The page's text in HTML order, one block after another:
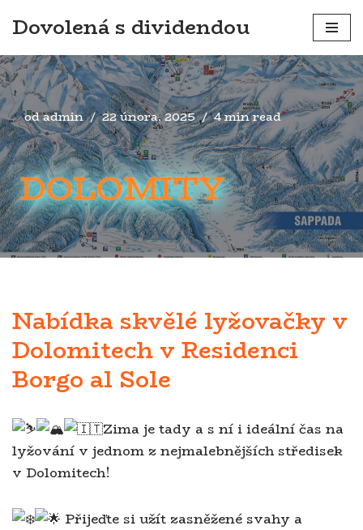
na
obsah
Dovolená s dividendou
odadmin 22 února, 2025 4 min read
DOLOMITY
Nabídka skvělé lyžovačky v
Dolomitech v Residenci
Borgo al Sole
Zima je tady a s ní i ideální čas na
lyžování v jednom z nejmalebnějších středisek
v Dolomitech!
Přijeďte si užít zasněžené svahy a